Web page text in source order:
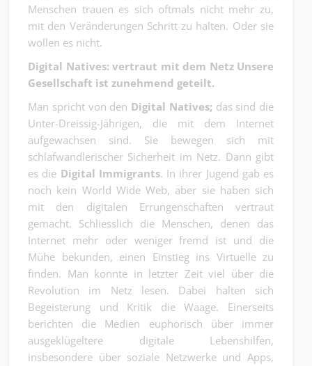
Menschen trauen es sich oftmals nicht mehr zu,
mit den Veränderungen Schritt zu halten. Oder sie
wollen es nicht.
Digital Natives: vertraut mit dem Netz Unsere
Gesellschaft ist zunehmend geteilt.
Man spricht von den Digital Natives; das sind die
Unter-Dreissig-Jährigen, die mit dem Internet
aufgewachsen sind. Sie bewegen sich mit
schlafwandlerischer Sicherheit im Netz. Dann gibt
es die Digital Immigrants. In ihrer Jugend gab es
noch kein World Wide Web, aber sie haben sich
mit den digitalen Errungenschaften vertraut
gemacht. Schliesslich die Menschen, denen das
Internet mehr oder weniger fremd ist und die
Mühe bekunden, einen Einstieg ins Virtuelle zu
finden. Man konnte in letzter Zeit viel über die
Revolution im Netz lesen. Dabei halten sich
Begeisterung und Kritik die Waage. Einerseits
berichten die Medien euphorisch über immer
ausgeklügeltere digitale Lebenshilfen,
insbesondere über soziale Netzwerke und Apps,